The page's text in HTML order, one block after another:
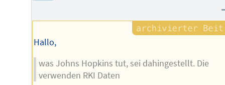
Hallo,
was Johns Hopkins tut, sei dahingestellt. Die
verwenden RKI Daten